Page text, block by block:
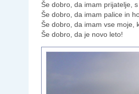
Še dobro, da imam prijatelje,
Še dobro, da imam palice in
Še dobro, da imam vse moje,
Še dobro, da je novo leto!